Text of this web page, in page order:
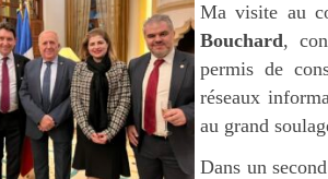
Ma visite au
Bouchard,
permis de
réseaux
au grand
Dans un